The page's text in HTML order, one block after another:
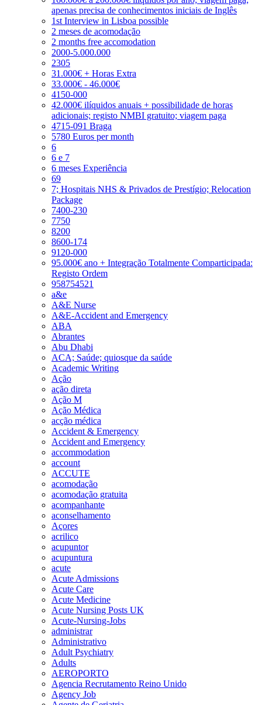
apenas precisa de conhecimentos iniciais de Inglês
1st Interview in Lisboa possible
2 meses de acomodação
2 months free accomodation
2000-5.000.000
2305
31.000€ + Horas Extra
33.000€ - 46.000€
4150-000
42.000€ ilíquidos anuais + possibilidade de horas
adicionais; registo NMBI gratuito; viagem paga
4715-091 Braga
5780 Euros per month
6
6 e 7
6 meses Experiência
69
7; Hospitais NHS & Privados de Prestígio; Relocation
Package
7400-230
7750
8200
8600-174
9120-000
95.000€ ano + Integração Totalmente Comparticipada:
Registo Ordem
958754521
a&e
A&E Nurse
A&E-Accident and Emergency
ABA
Abrantes
Abu Dhabi
ACA; Saúde; quiosque da saúde
Academic Writing
Ação
ação direta
Ação M
Ação Médica
acção médica
Accident & Emergency
Accident and Emergency
accommodation
account
ACCUTE
acomodação
acomodação gratuita
acompanhante
aconselhamento
Açores
acrilico
acupuntor
acupuntura
acute
Acute Admissions
Acute Care
Acute Medicine
Acute Nursing Posts UK
Acute-Nursing-Jobs
administrar
Administrativo
Adult Psychiatry
Adults
AEROPORTO
Agencia Recrutamento Reino Unido
Agency Job